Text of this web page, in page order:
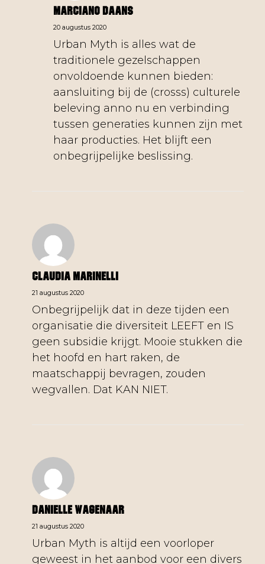
Marciano Daans
20 augustus 2020
Urban Myth is alles wat de
traditionele gezelschappen
onvoldoende kunnen bieden:
aansluiting bij de (crosss) culturele
beleving anno nu en verbinding
tussen generaties kunnen zijn met
haar producties. Het blijft een
onbegrijpelijke beslissing.
Claudia Marinelli
21 augustus 2020
Onbegrijpelijk dat in deze tijden een
organisatie die diversiteit LEEFT en IS
geen subsidie krijgt. Mooie stukken die
het hoofd en hart raken, de
maatschappij bevragen, zouden
wegvallen. Dat KAN NIET.
Danielle Wagenaar
21 augustus 2020
Urban Myth is altijd een voorloper
geweest in het aanbod voor een divers